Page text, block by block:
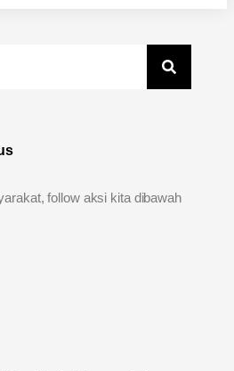
follow aksi kita dibawah